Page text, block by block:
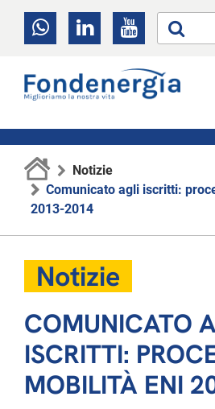
Notizie
Comunicato agli iscritti:
2013-2014
Notizie
COMUNICATO
ISCRITTI:
MOBILITÀ ENI